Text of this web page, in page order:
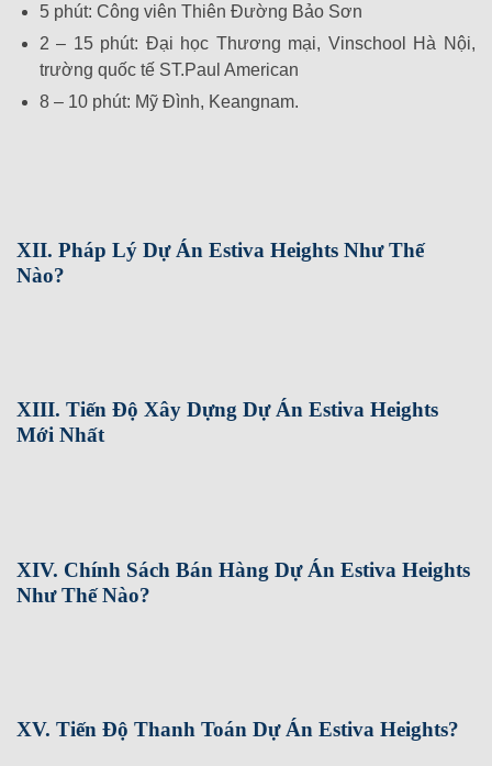
5 phút: Công viên Thiên Đường Bảo Sơn
2 – 15 phút: Đại học Thương mại, Vinschool Hà Nội,
trường quốc tế ST.Paul American
8 – 10 phút: Mỹ Đình, Keangnam.
XII. Pháp Lý Dự Án Estiva Heights Như Thế
Nào?
XIII. Tiến Độ Xây Dựng Dự Án Estiva Heights
Mới Nhất
XIV. Chính Sách Bán Hàng Dự Án Estiva Heights
Như Thế Nào?
XV. Tiến Độ Thanh Toán Dự Án Estiva Heights?